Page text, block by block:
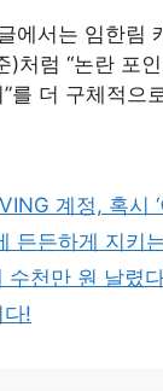
에서는 임한림
)처럼 “논란 포
를 더 구체적으
계정, 혹시
든든하게 지키
수천만 원 날렸다
!